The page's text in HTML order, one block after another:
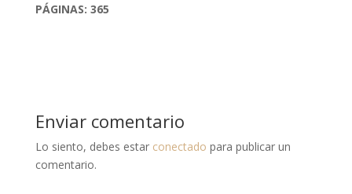
PÁGINAS: 365
Enviar comentario
Lo siento, debes estar conectado para publicar un
comentario.